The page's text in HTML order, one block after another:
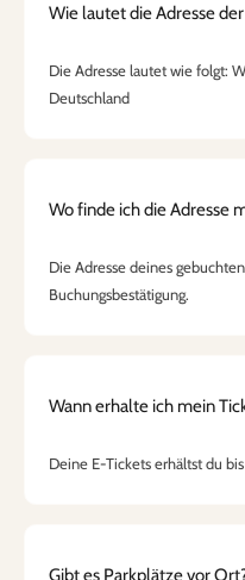
Wie lautet die Adresse
Die Adresse lautet wie folgt:
Deutschland
Wo finde ich die Adresse
Die Adresse deines
Buchungsbestätigung.
Wann erhalte ich mein
Deine E-Tickets erhältst du
Gibt es Parkplätze vor